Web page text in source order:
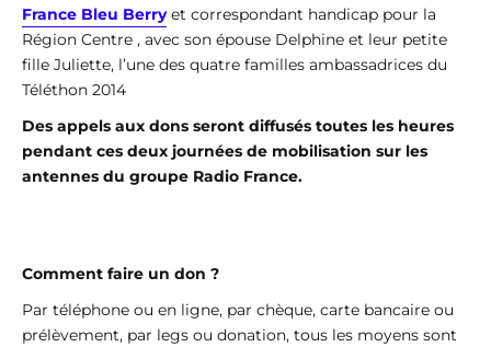
France Bleu Berryet correspondant handicap pour la
Région Centre , avec son épouse Delphine et leur petite
fille Juliette, l’une des quatre familles ambassadrices du
Téléthon 2014
Des appels aux dons seront diffusés toutes les heures
pendant ces deux journées de mobilisation sur les
antennes du groupe Radio France.
Comment faire un don ?
Par téléphone ou en ligne, par chèque, carte bancaire ou
prélèvement, par legs ou donation, tous les moyens sont